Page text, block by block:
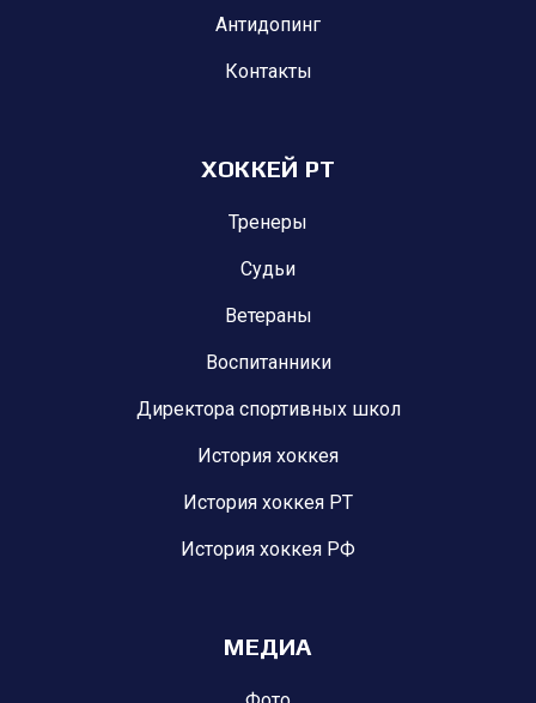
Антидопинг
Контакты
ХОККЕЙ РТ
Тренеры
Судьи
Ветераны
Воспитанники
Директора спортивных школ
История хоккея
История хоккея РТ
История хоккея РФ
МЕДИА